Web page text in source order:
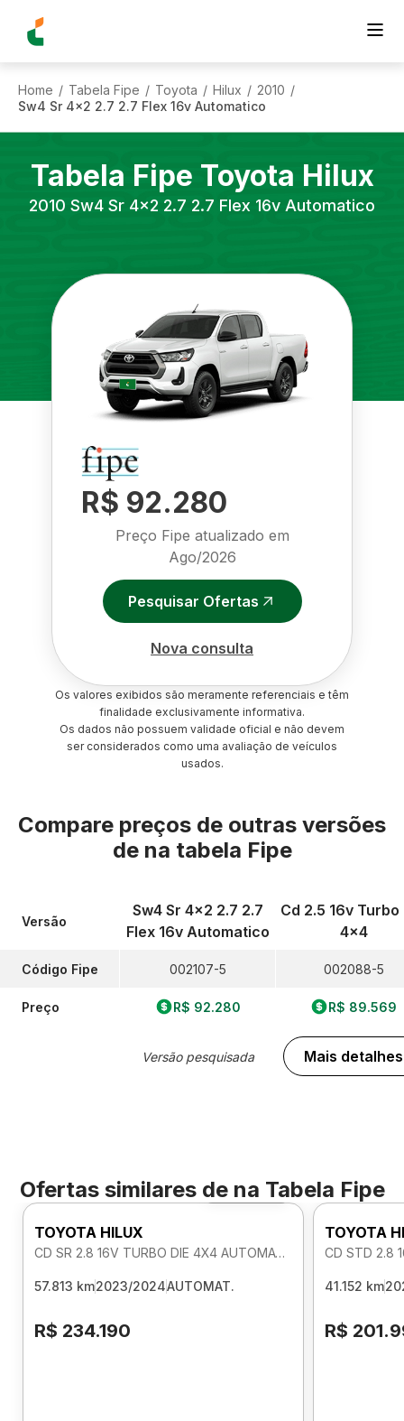
Home / Tabela Fipe / Toyota / Hilux / 2010 /
Sw4 Sr 4x2 2.7 2.7 Flex 16v Automatico
Tabela Fipe Toyota Hilux
2010 Sw4 Sr 4x2 2.7 2.7 Flex 16v Automatico
R$ 92.280
Preço Fipe atualizado em
Ago/2026
Pesquisar Ofertas
Nova consulta
Os valores exibidos são meramente referenciais e têm
finalidade exclusivamente informativa.
Os dados não possuem validade oficial e não devem
ser considerados como uma avaliação de veículos
usados.
Compare preços de outras versões
de na tabela Fipe
Versão
Código Fipe
Preço
Sw4 Sr 4x2 2.7 2.7
Flex 16v Automatico
002107-5
R$ 92.280
Versão pesquisada
Cd 2.5 16v Turbo
4x4
002088-5
R$ 89.569
Mais detalhes
Ofertas similares de na Tabela Fipe
Foto 360º
TOYOTA HILUX
CD SR 2.8 16V TURBO DIE 4X4 AUTOMATICO
57.813 km2023/2024AUTOMAT.
R$ 234.190
TOYOTA
CD STD 2.8
41.152 km
R$